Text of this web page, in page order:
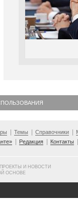
Темы Справочники
Редакция Контакты
И НОВОСТИ
ОСНОВЕ